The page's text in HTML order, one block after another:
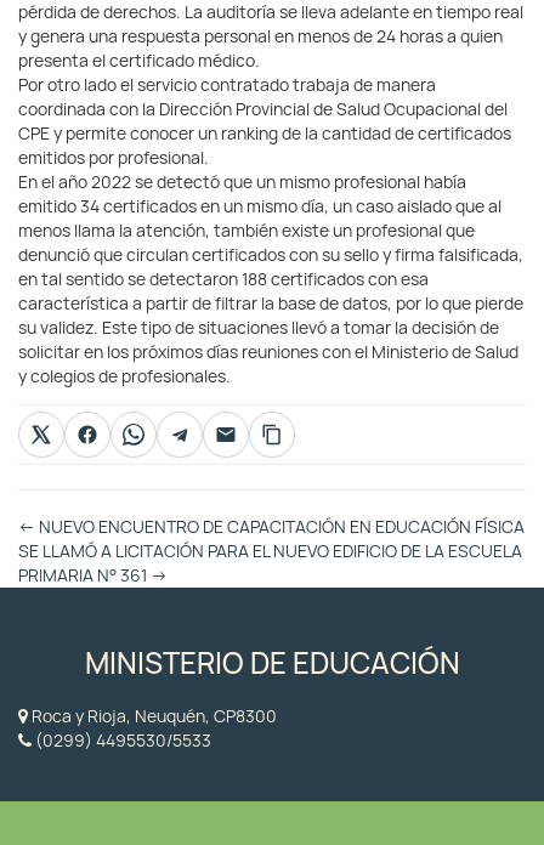
pérdida de derechos. La auditoría se lleva adelante en tiempo real
y genera una respuesta personal en menos de 24 horas a quien
presenta el certificado médico.
Por otro lado el servicio contratado trabaja de manera
coordinada con la Dirección Provincial de Salud Ocupacional del
CPE y permite conocer un ranking de la cantidad de certificados
emitidos por profesional.
En el año 2022 se detectó que un mismo profesional había
emitido 34 certificados en un mismo día, un caso aislado que al
menos llama la atención, también existe un profesional que
denunció que circulan certificados con su sello y firma falsificada,
en tal sentido se detectaron 188 certificados con esa
característica a partir de filtrar la base de datos, por lo que pierde
su validez. Este tipo de situaciones llevó a tomar la decisión de
solicitar en los próximos días reuniones con el Ministerio de Salud
y colegios de profesionales.
Otras
Entradas
← NUEVO ENCUENTRO DE CAPACITACIÓN EN EDUCACIÓN FÍSICA
SE LLAMÓ A LICITACIÓN PARA EL NUEVO EDIFICIO DE LA ESCUELA
PRIMARIA N° 361 →
MINISTERIO DE EDUCACIÓN
Roca y Rioja, Neuquén, CP8300
(0299) 4495530/5533